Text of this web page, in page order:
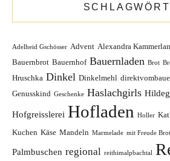
Rund ums Jahr
schlaumeierei aktuell
Advent Alexandra
Bauernbrot Bauernhof Bauernladen
Hruschka Dinkel Dinkelmehl
Haslachgirls
Adelheid Gschösser Advent Alexandra
Bauernbrot Bauernhof Bauernladen Brot
Hruschka Dinkel Dinkelmehl
Genusskind Geschenke Haslachgirls
Hofgreisslerei Hofladen Holler
Kuchen Käse Mandeln Marmelade mit Freude
Palmbuschen regional reithimalpbachtal